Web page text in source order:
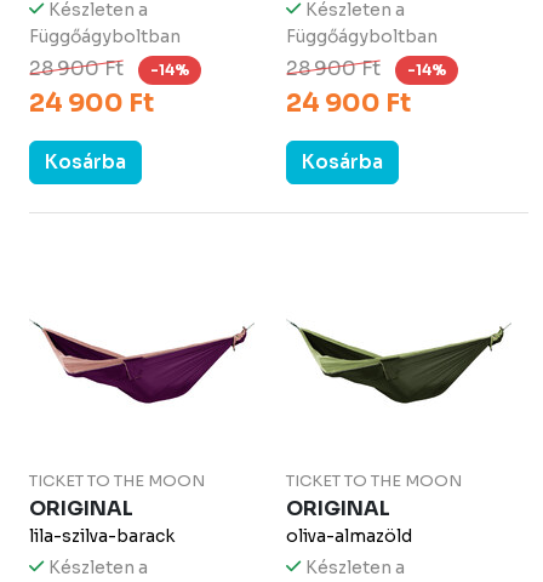
Készleten a
Függőágyboltban
28 900 Ft -14%
24 900 Ft
Kosárba
Készleten a
Függőágyboltban
28 900 Ft -14%
24 900 Ft
Kosárba
TICKET TO THE MOON
ORIGINAL
lila-szilva-barack
Készleten a
TICKET TO THE MOON
ORIGINAL
oliva-almazöld
Készleten a